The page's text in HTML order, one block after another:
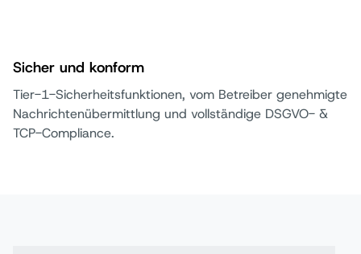
Sicher und konform
Tier-1-Sicherheitsfunktionen, vom Betreiber genehmigte
Nachrichtenübermittlung und vollständige DSGVO- &
TCP-Compliance.